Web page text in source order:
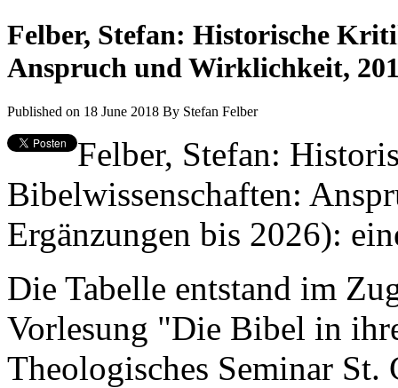
Felber, Stefan: Historische
Anspruch und Wirklichkeit,
Published on 18 June 2018 By Stefan Felber
Felber, Stefan:
Bibelwissenschaften:
Ergänzungen bis 2026):
Die Tabelle entstand im
Vorlesung "Die Bibel in
Theologisches Seminar St.